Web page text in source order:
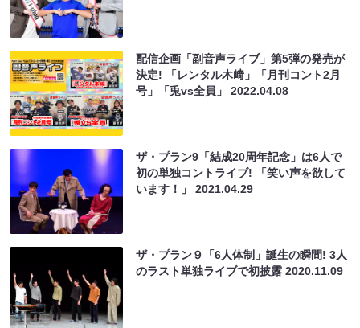
配信企画「副音声ライブ」第5弾の発売が
決定! 「レンタル木﨑」「月刊コント2月
号」「兎vs全員」2022.04.08
ザ・プラン9「結成20周年記念」は6人で
初の単独コントライブ! 「笑い声を欲して
います！」2021.04.29
ザ・プラン９「6人体制」誕生の瞬間! 3人
のラスト単独ライブで初披露2020.11.09